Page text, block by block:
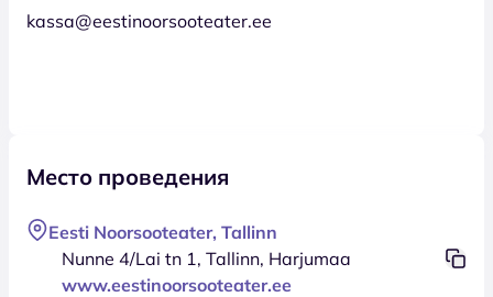
kassa@eestinoorsooteater.ee
Место проведения
Eesti Noorsooteater, Tallinn
Nunne 4/Lai tn 1, Tallinn, Harjumaa
www.eestinoorsooteater.ee